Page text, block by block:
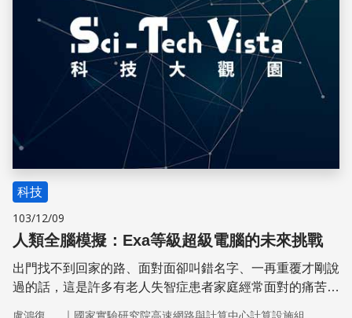
科技
103/12/09
人類全腦模擬：Exa等級超級電腦的未來挑戰
出門找不到回家的路、面對面卻叫錯名字、一再重覆才剛說
過的話，這是許多有老人失智症患者家庭經常面對的痛苦。
｜